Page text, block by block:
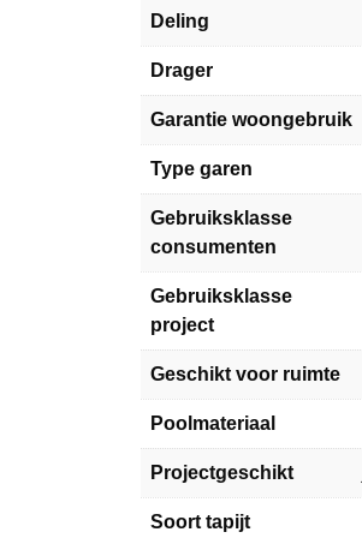
Deling
Drager
Garantie woongebruik
Type garen
Gebruiksklasse
consumenten
Gebruiksklasse
project
Geschikt voor ruimte
Poolmateriaal
Projectgeschikt
Soort tapijt